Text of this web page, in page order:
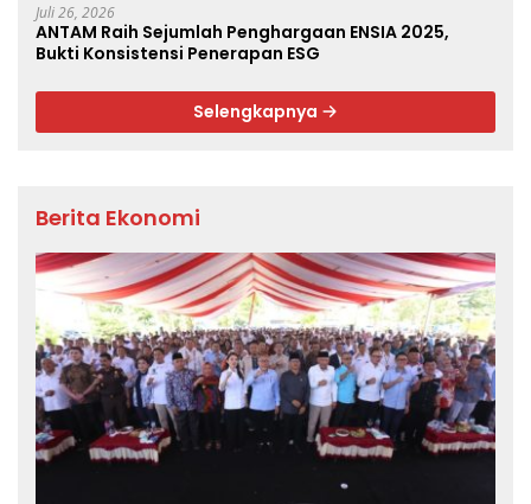
Juli 26, 2026
ANTAM Raih Sejumlah Penghargaan ENSIA 2025,
Bukti Konsistensi Penerapan ESG
Selengkapnya
Berita Ekonomi